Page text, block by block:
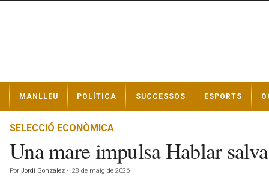
t
MANLLEU POLÍTICA SUCCESSOS ESPORTS
SELECCIÓ ECONÒMICA
Una mare impulsa Hablar
Por Jordi González - 28 de maig de 2026